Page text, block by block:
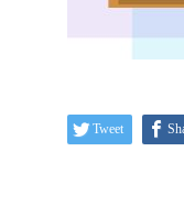
Tweet